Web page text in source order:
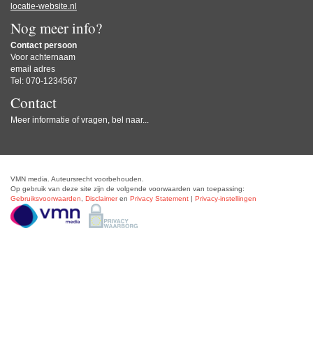
locatie-website.nl
Nog meer info?
Contact persoon
Voor achternaam
email adres
Tel: 070-1234567
Contact
Meer informatie of vragen, bel naar...
VMN media. Auteursrecht voorbehouden.
Op gebruik van deze site zijn de volgende voorwaarden van toepassing:
Gebruiksvoorwaarden
Disclaimeren Privacy Statement | Privacy-instellingen